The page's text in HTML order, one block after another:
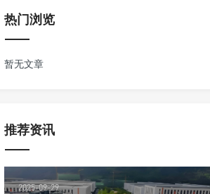
热门浏览
暂无文章
推荐资讯
2025-09-29